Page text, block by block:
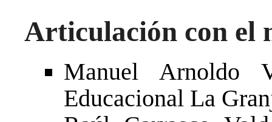
Articulación con el
Manuel Arnoldo
Educacional La